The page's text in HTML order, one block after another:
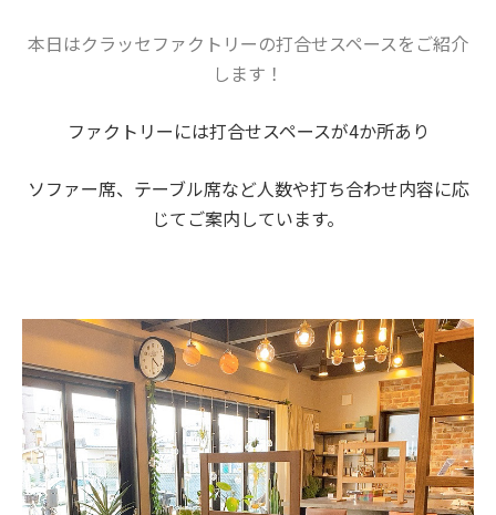
本日はクラッセファクトリーの打合せスペースをご紹介
します！
ファクトリーには打合せスペースが4か所あり
ソファー席、テーブル席など人数や打ち合わせ内容に応
じてご案内しています。